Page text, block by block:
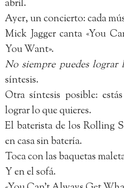
abril.
Ayer, un concierto: cada
Mick Jagger canta «You
You Want».
No siempre puedes lograr
síntesis.
Otra síntesis posible:
lograr lo que quieres.
El baterista de los Rolling
en casa sin batería.
Toca con las baquetas
Y en el sofá.